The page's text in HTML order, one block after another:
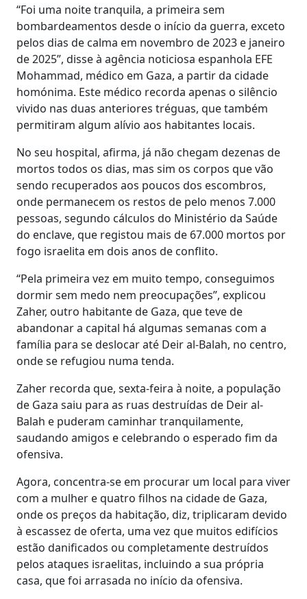
“Foi uma noite tranquila, a primeira sem
bombardeamentos desde o início da guerra, exceto
pelos dias de calma em novembro de 2023 e janeiro
de 2025”, disse à agência noticiosa espanhola EFE
Mohammad, médico em Gaza, a partir da cidade
homónima. Este médico recorda apenas o silêncio
vivido nas duas anteriores tréguas, que também
permitiram algum alívio aos habitantes locais.
No seu hospital, afirma, já não chegam dezenas de
mortos todos os dias, mas sim os corpos que vão
sendo recuperados aos poucos dos escombros,
onde permanecem os restos de pelo menos 7.000
pessoas, segundo cálculos do Ministério da Saúde
do enclave, que registou mais de 67.000 mortos por
fogo israelita em dois anos de conflito.
“Pela primeira vez em muito tempo, conseguimos
dormir sem medo nem preocupações”, explicou
Zaher, outro habitante de Gaza, que teve de
abandonar a capital há algumas semanas com a
família para se deslocar até Deir al-Balah, no centro,
onde se refugiou numa tenda.
Zaher recorda que, sexta-feira à noite, a população
de Gaza saiu para as ruas destruídas de Deir al-
Balah e puderam caminhar tranquilamente,
saudando amigos e celebrando o esperado fim da
ofensiva.
Agora, concentra-se em procurar um local para viver
com a mulher e quatro filhos na cidade de Gaza,
onde os preços da habitação, diz, triplicaram devido
à escassez de oferta, uma vez que muitos edifícios
estão danificados ou completamente destruídos
pelos ataques israelitas, incluindo a sua própria
casa, que foi arrasada no início da ofensiva.